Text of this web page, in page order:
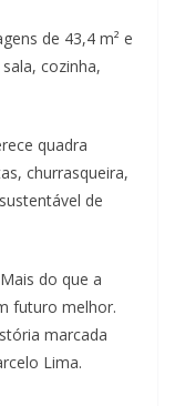
de 43,4 m² e
cozinha,
quadra
churrasqueira,
de
do que a
futuro melhor.
marcada
Lima.